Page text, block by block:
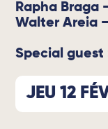
Rapha Braga
Walter Areia
Special
JEU 12